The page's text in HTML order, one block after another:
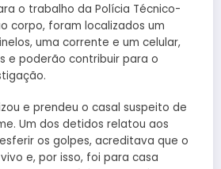
o trabalho da Polícia Técnico-
corpo, foram localizados um
uma corrente e um celular,
e poderão contribuir para o
e prendeu o casal suspeito de
Um dos detidos relatou aos
os golpes, acreditava que o
e, por isso, foi para casa